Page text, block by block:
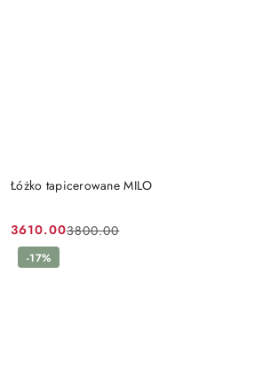
Łóżko tapicerowane MILO
Cena
promocyjna:
3610.00
Cena
przed
3800.00
-17%